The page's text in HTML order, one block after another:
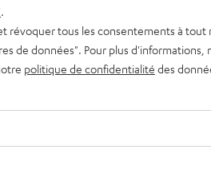
un bain chaud et relaxant ou
le matin, vous pouvez
nous
.
révoquer tous les consentements à
de données". Pour plus d'informations,
politique de confidentialité des